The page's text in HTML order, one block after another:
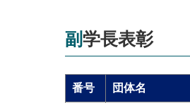
副学⻑表彰
番号 団体名